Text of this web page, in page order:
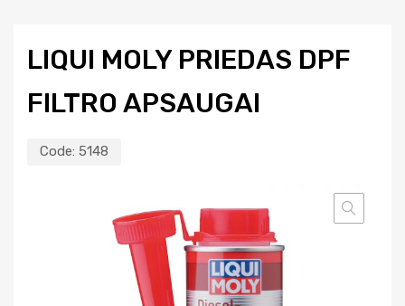
LIQUI MOLY PRIEDAS DPF
FILTRO APSAUGAI
Code: 5148